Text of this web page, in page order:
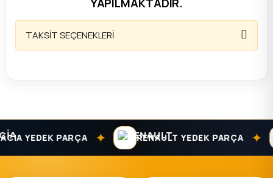
TAKSİT SEÇENEKLERİ
YEDEK PARÇA ✦ RENAULT YEDEK PARÇA ✦